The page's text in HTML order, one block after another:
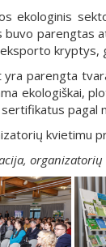
ekologinis
parengtas
kryptys,
parengta
ekologiškai,
pagal
kvietimu
organizatorių